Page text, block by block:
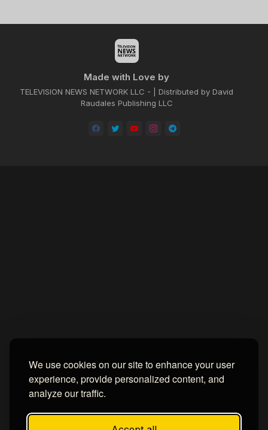
We use cookies on our site to enhance your user
experience, provide personalized content, and
analyze our traffic.
Made with Love by
TELEVISION NEWS NETWORK LLC - | Distributed by David
Raudales Publishing LLC